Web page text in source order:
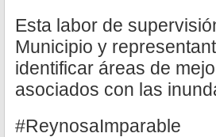
Esta labor de
Municipio y
identificar áreas de
asociados con las
#ReynosaImparable